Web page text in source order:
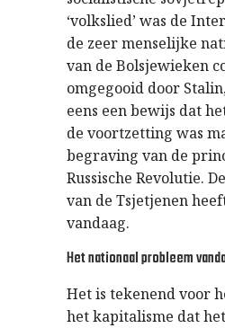
‘volkslied’ was de
de zeer menselijke
van de Bolsjewieken
omgegooid door
eens een bewijs dat
de voortzetting was
begraving van de
Russische Revolutie.
van de Tsjetjenen
vandaag.
Het nationaal probleem
Het is tekenend voor
het kapitalisme dat